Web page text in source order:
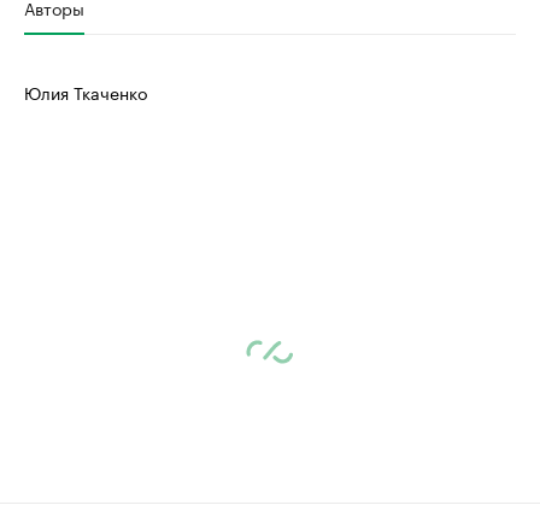
Авторы
Юлия Ткаченко